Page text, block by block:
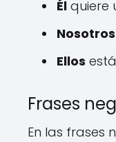
Él quiere
Nosotros
Ellos
Frases
En las frases